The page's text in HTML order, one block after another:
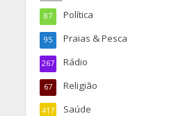
Política
87
Praias & Pesca
95
Rádio
267
Religião
67
Saúde
417